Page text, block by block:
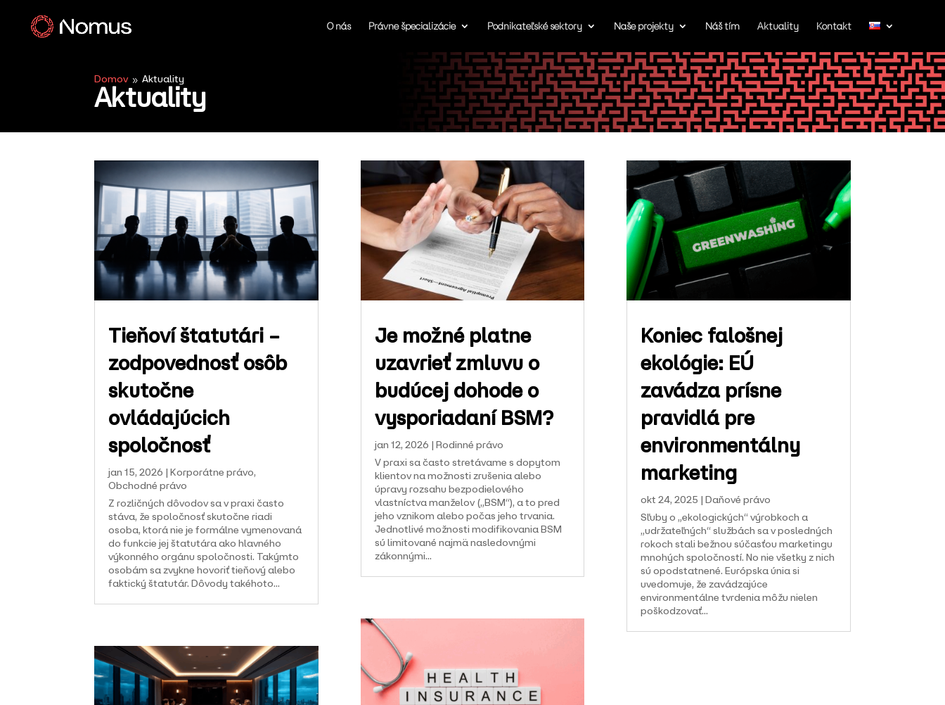
O nás Právne špecializácie Podnikateľské sektory Naše projekty Náš tím Aktuality Kontakt
Domov 9 Aktuality
Aktuality
Tieňoví štatutári –
zodpovednosť osôb
skutočne
ovládajúcich
spoločnosť
jan 15, 2026 |Korporátne právo,
Obchodné právo
Z rozličných dôvodov sa v praxi často
stáva, že spoločnosť skutočne riadi
osoba, ktorá nie je formálne vymenovaná
do funkcie jej štatutára ako hlavného
výkonného orgánu spoločnosti. Takýmto
osobám sa zvykne hovoriť tieňový alebo
faktický štatutár. Dôvody takéhoto...
Je možné platne
uzavrieť zmluvu o
budúcej dohode o
vysporiadaní BSM?
jan 12, 2026 | Rodinné právo
V praxi sa často stretávame s dopytom
klientov na možnosti zrušenia alebo
úpravy rozsahu bezpodielového
vlastníctva manželov („BSM“), a to pred
jeho vznikom alebo počas jeho trvania.
Jednotlivé možnosti modifikovania BSM
sú limitované najmä nasledovnými
zákonnými...
Koniec falošnej
ekológie: EÚ
zavádza prísne
pravidlá pre
environmentálny
marketing
okt 24, 2025 | Daňové právo
Sľuby o „ekologických“ výrobkoch a
„udržateľných“ službách sa v posledných
rokoch stali bežnou súčasťou marketingu
mnohých spoločností. No nie všetky z nich
sú opodstatnené. Európska únia si
uvedomuje, že zavádzajúce
environmentálne tvrdenia môžu nielen
poškodzovať...